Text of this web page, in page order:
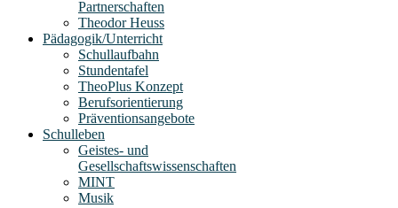
Partnerschaften
Theodor Heuss
Pädagogik/Unterricht
Schullaufbahn
Stundentafel
TheoPlus Konzept
Berufsorientierung
Präventionsangebote
Schulleben
Geistes- und
Gesellschaftswissenschaften
MINT
Musik